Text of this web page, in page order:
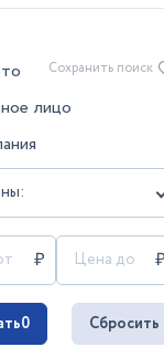
лицо
Сохранить поиск
0 Сбросить